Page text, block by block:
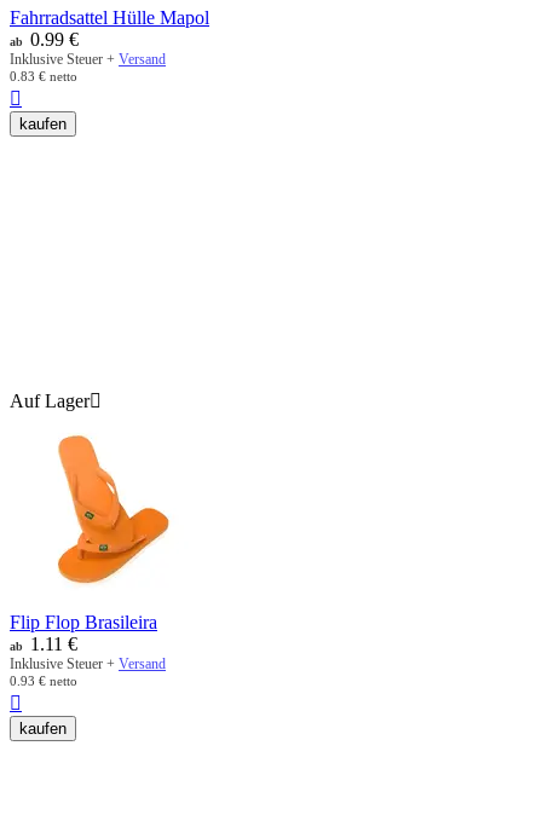
Fahrradsattel Hülle Mapol
ab 0.99 €
Inklusive Steuer + Versand
0.83 € netto

kaufen
Auf Lager
Flip Flop Brasileira
ab 1.11 €
Inklusive Steuer + Versand
0.93 € netto

kaufen